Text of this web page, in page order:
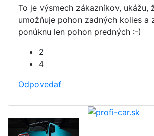
To je výsmech zákazníkov, ukážu,
umožňuje pohon zadných kolies a
ponúknu len pohon predných :-)
2
4
Odpovedať